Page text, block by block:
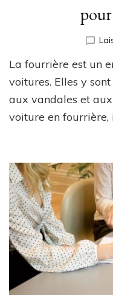
La fourrière est un
voitures. Elles y
aux vandales et
voiture en